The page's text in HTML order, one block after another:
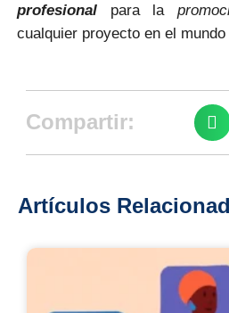
profesional
para la
cualquier proyecto en el
Compartir:
Artículos